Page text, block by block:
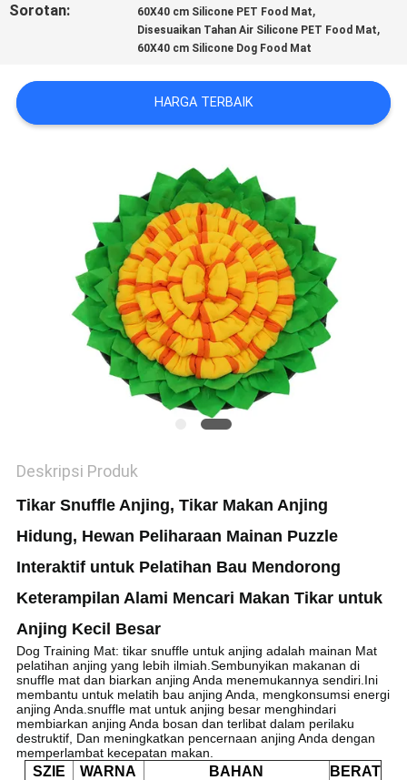
Sorotan: 60X40 cm Silicone PET Food Mat,
Disesuaikan Tahan Air Silicone PET Food Mat,
60X40 cm Silicone Dog Food Mat
HARGA TERBAIK
Deskripsi Produk
Tikar Snuffle Anjing, Tikar Makan Anjing
Hidung, Hewan Peliharaan Mainan Puzzle
Interaktif untuk Pelatihan Bau Mendorong
Keterampilan Alami Mencari Makan Tikar untuk
Anjing Kecil Besar
Dog Training Mat: tikar snuffle untuk anjing adalah mainan Mat
pelatihan anjing yang lebih ilmiah.Sembunyikan makanan di
snuffle mat dan biarkan anjing Anda menemukannya sendiri.Ini
membantu untuk melatih bau anjing Anda, mengkonsumsi energi
anjing Anda.snuffle mat untuk anjing besar menghindari
membiarkan anjing Anda bosan dan terlibat dalam perilaku
destruktif, Dan meningkatkan pencernaan anjing Anda dengan
memperlambat kecepatan makan.
SZIE WARNA BAHAN BERAT